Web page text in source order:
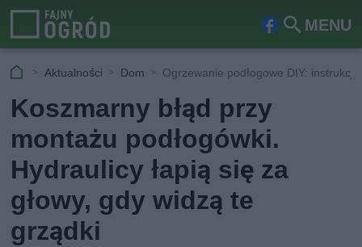
MENU
Fa
ook
Szu
kaj
Aktualności Dom Ogrzewanie podłogowe DIY: instrukcja
Koszmarny błąd przy
montażu podłogówki.
Hydraulicy łapią się za
głowy, gdy widzą te
grządki